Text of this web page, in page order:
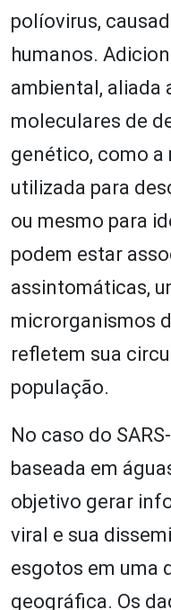
políovirus,
humanos.
ambiental, aliada
moleculares de
genético, como
utilizada para
ou mesmo para
podem estar
assintomáticas,
microrganismos
refletem sua
população.
No caso do
baseada em
objetivo gerar
viral e sua
esgotos em uma
geográfica. Os